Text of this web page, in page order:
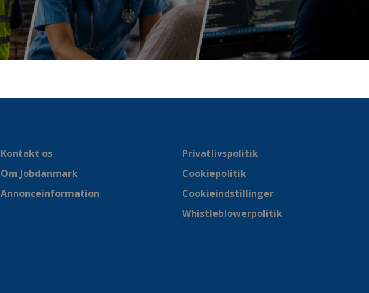
Kontakt os
Om Jobdanmark
Annonceinformation
Privatlivspolitik
Cookiepolitik
Cookieindstillinger
Whistleblowerpolitik